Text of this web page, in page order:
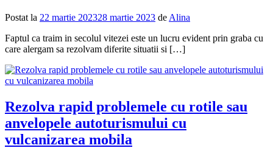
Postat la 22 martie 202328 martie 2023 de Alina
Faptul ca traim in secolul vitezei este un lucru evident prin graba cu
care alergam sa rezolvam diferite situatii si […]
Rezolva rapid problemele cu rotile sau
anvelopele autoturismului cu
vulcanizarea mobila